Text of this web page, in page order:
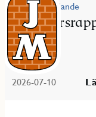
Pressmeddelande
JM
2026
2026-07-10